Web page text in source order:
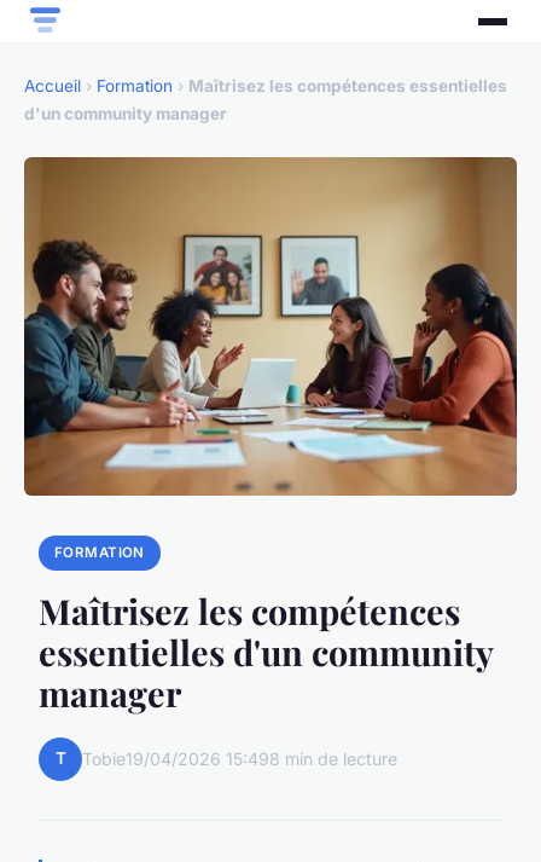
Accueil › Formation › Maîtrisez les compétences essentielles
d'un community manager
FORMATION
Maîtrisez les compétences
essentielles d'un community
manager
T Tobie19/04/2026 15:498 min de lecture